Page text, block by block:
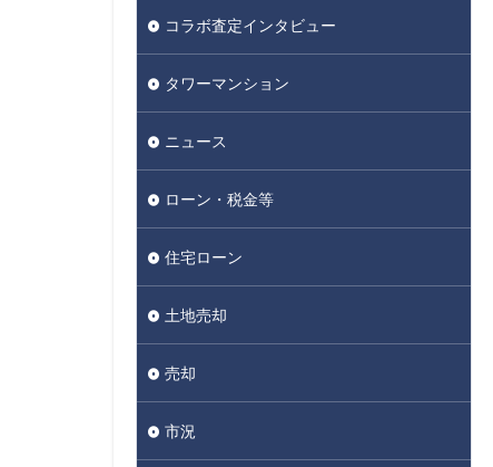
コラボ査定インタビュー
タワーマンション
ニュース
ローン・税金等
住宅ローン
土地売却
売却
市況